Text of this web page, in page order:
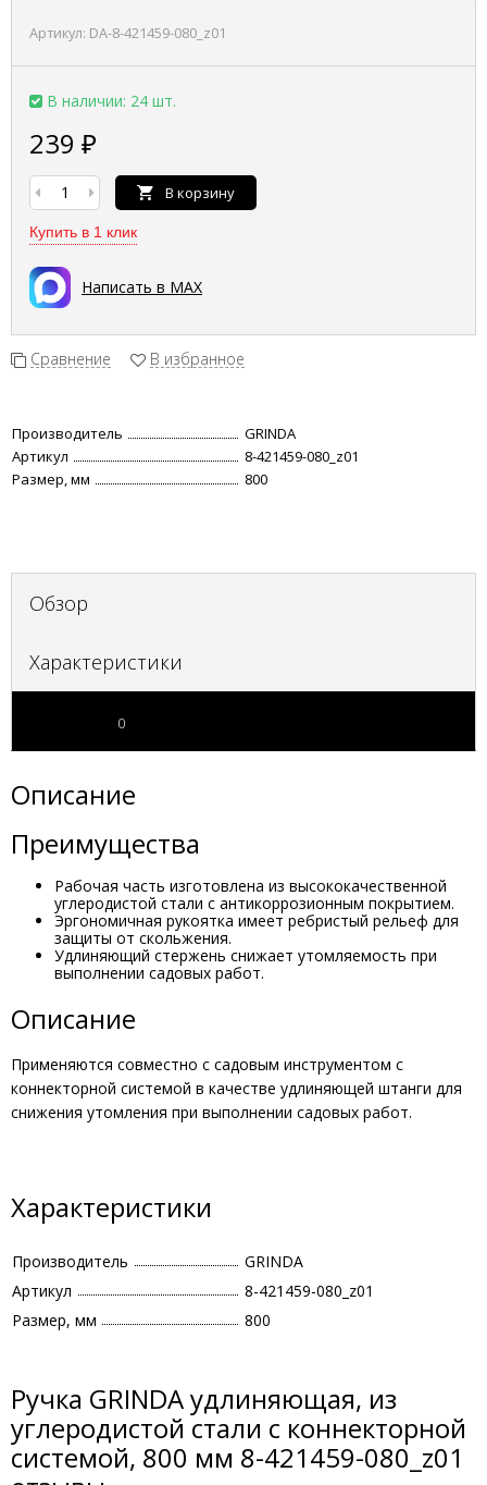
Артикул: DA-8-421459-080_z01
В наличии: 24 шт.
239 ₽
В корзину
Купить в 1 клик
Написать в MAX
Сравнение В избранное
Производитель
GRINDA
Артикул
8-421459-080_z01
Размер, мм
800
Обзор
Характеристики
0
Описание
Преимущества
Рабочая часть изготовлена из высококачественной
углеродистой стали с антикоррозионным покрытием.
Эргономичная рукоятка имеет ребристый рельеф для
защиты от скольжения.
Удлиняющий стержень снижает утомляемость при
выполнении садовых работ.
Описание
Применяются совместно с садовым инструментом с
коннекторной системой в качестве удлиняющей штанги для
снижения утомления при выполнении садовых работ.
Характеристики
Производитель
GRINDA
Артикул
8-421459-080_z01
Размер, мм
800
Ручка GRINDA удлиняющая, из
углеродистой стали с коннекторной
системой, 800 мм 8-421459-080_z01